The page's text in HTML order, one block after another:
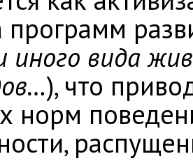
программ
иного вида
), что
норм